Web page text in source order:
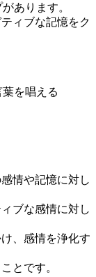
あります。
ィブな記憶をク
を唱える
情や記憶に対し
ブな感情に対し
、感情を浄化す
とです。